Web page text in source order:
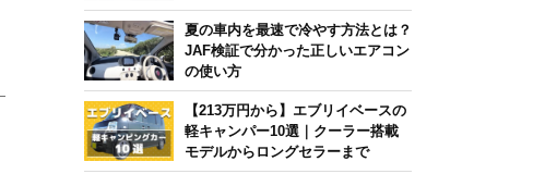
夏の車内を最速で冷やす方法とは？
JAF検証で分かった正しいエアコン
の使い方
【213万円から】エブリイベースの
軽キャンパー10選｜クーラー搭載
モデルからロングセラーまで